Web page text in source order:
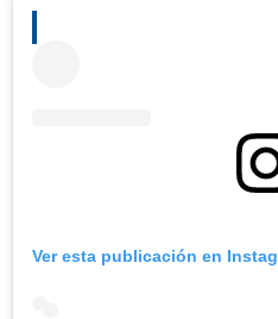
Ver esta publicación en